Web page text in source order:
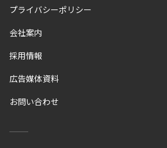
プライバシーポリシー
会社案内
採用情報
広告媒体資料
お問い合わせ